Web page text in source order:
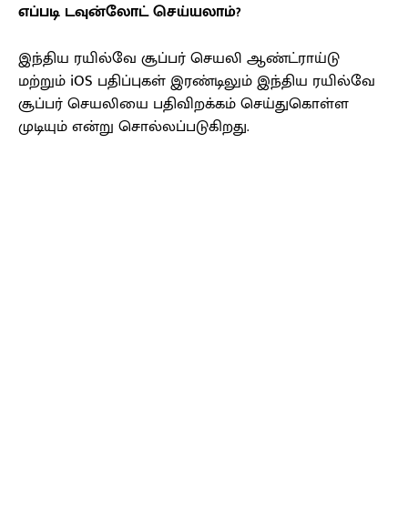
எப்படி டவுன்லோட் செய்யலாம்?
இந்திய ரயில்வே சூப்பர் செயலி ஆண்ட்ராய்டு
மற்றும் iOS பதிப்புகள் இரண்டிலும் இந்திய ரயில்வே
சூப்பர் செயலியை பதிவிறக்கம் செய்துகொள்ள
முடியும் என்று சொல்லப்படுகிறது.